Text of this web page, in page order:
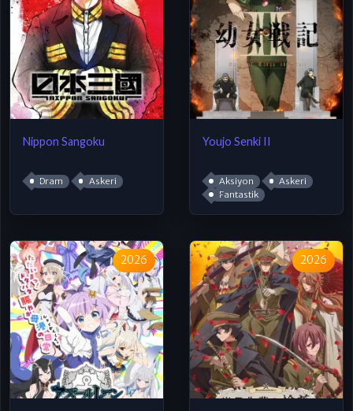
Nippon Sangoku
Dram Askeri
Youjo Senki II
Aksiyon
Askeri
Fantastik
2026 2026